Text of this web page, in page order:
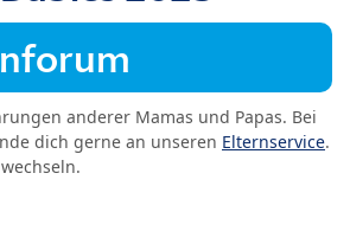
anderer Mamas und Papas. Bei
dich gerne an unseren Elternservice.
wechseln.